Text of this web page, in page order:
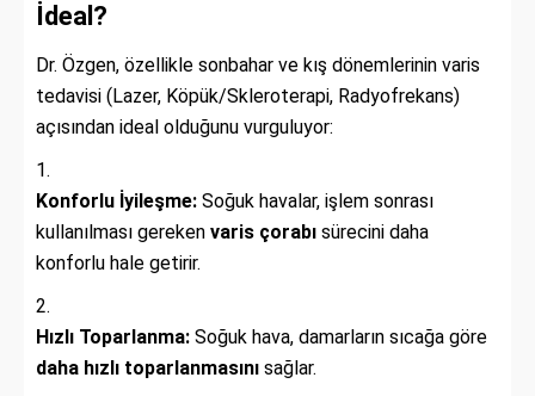
İdeal?
Dr. Özgen, özellikle sonbahar ve kış dönemlerinin varis
tedavisi (Lazer, Köpük/Skleroterapi, Radyofrekans)
açısından ideal olduğunu vurguluyor:
Konforlu İyileşme: Soğuk havalar, işlem sonrası
kullanılması gereken varis çorabı sürecini daha
konforlu hale getirir.
Hızlı Toparlanma: Soğuk hava, damarların sıcağa göre
daha hızlı toparlanmasını sağlar.